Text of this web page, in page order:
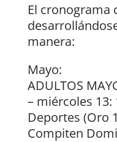
El cronograma
manera:
Mayo:
ADULTOS
– miércoles 13:
Deportes (Oro
Compiten